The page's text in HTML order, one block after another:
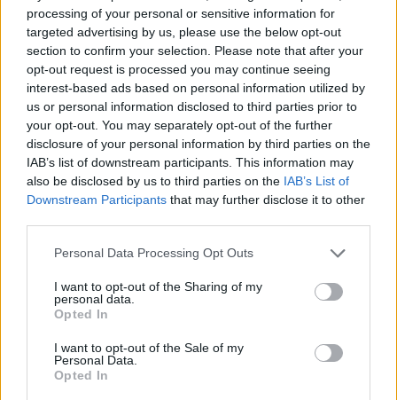
processing of your personal or sensitive information for
targeted advertising by us, please use the below opt-out
section to confirm your selection. Please note that after your
opt-out request is processed you may continue seeing
interest-based ads based on personal information utilized by
us or personal information disclosed to third parties prior to
your opt-out. You may separately opt-out of the further
disclosure of your personal information by third parties on the
IAB’s list of downstream participants. This information may
also be disclosed by us to third parties on the IAB’s List of
Downstream Participants that may further disclose it to other
Personal Data Processing Opt Outs
I want to opt-out of the Sharing of my
personal data.
Opted In
I want to opt-out of the Sale of my
Personal Data.
Opted In
κιρσούς φυσικά - Διατροφή, άσκηση
και άλλα tips
31 Μαϊος 2026
Αυγά: Η καλύτερη τροφή για
δυνατούς μύες, λένε οι ειδικοί
03 Ιουνίου 2026
ΣΧΕΤΙΚΑ ΑΡΘΡΑ